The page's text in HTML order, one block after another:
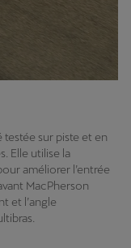
sur piste et en
Elle utilise la
améliorer l’entrée
MacPherson
et l’angle